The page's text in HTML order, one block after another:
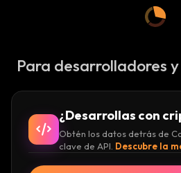
Para desarrolladores
¿Desarrollas con
Obtén los datos detrás de
clave de API. Descubre la